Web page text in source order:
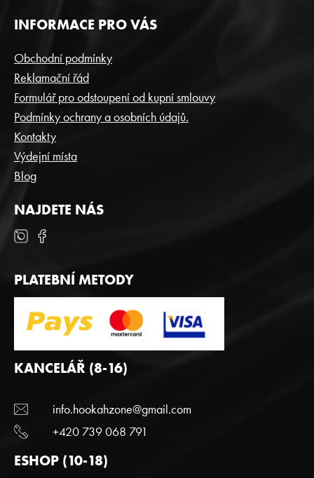
Z
Á
P
A
T
Í
INFORMACE PRO VÁS
Obchodní podmínky
Reklamační řád
Formulář pro odstoupení od kupní smlouvy
Podmínky ochrany a osobních údajů.
Kontakty
Výdejní místa
Blog
NAJDETE NÁS
PLATEBNÍ METODY
KANCELÁŘ (8-16)
info.hookahzone@gmail.com
+420 739 068 791
ESHOP (10-18)